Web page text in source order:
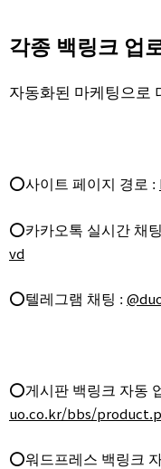
각종 백링크 업
자동화된 마케팅으로
⭕사이트 페이지 경로 :
⭕카카오톡 실시간 채
vd
⭕텔레그램 채팅 :
⭕게시판 백링크 자동
uo.co.kr/bbs/
⭕워드프레스 백링크